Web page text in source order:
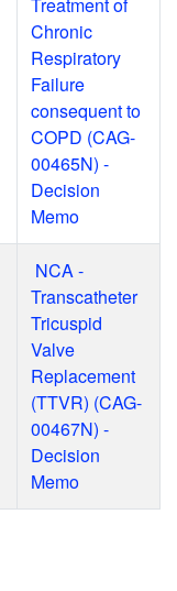
Chronic
Respiratory
Failure
consequent to
COPD (CAG-
00465N) -
Decision
Memo
NCA -
Transcatheter
Tricuspid
Valve
Replacement
(TTVR) (CAG-
00467N) -
Decision
Memo